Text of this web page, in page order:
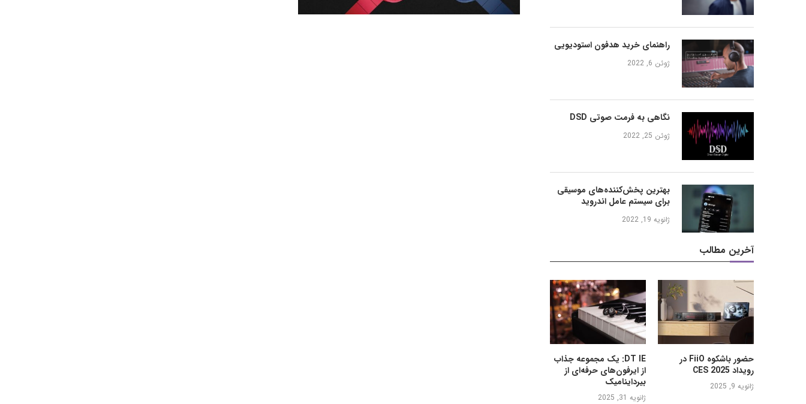
راهنمای خرید هدفون استودیویی
ژوئن 6, 2022
نگاهی به فرمت صوتی DSD
ژوئن 25, 2022
بهترین پخش‌کننده‌های موسیقی
برای سیستم عامل اندروید
ژانویه 19, 2022
آخرین مطالب
DT IE: یک مجموعه جذاب
از ایرفون‌های حرفه‌ای از
بیرداینامیک
ژانویه 31, 2025
حضور باشکوه FiiO در
رویداد CES 2025
ژانویه 9, 2025